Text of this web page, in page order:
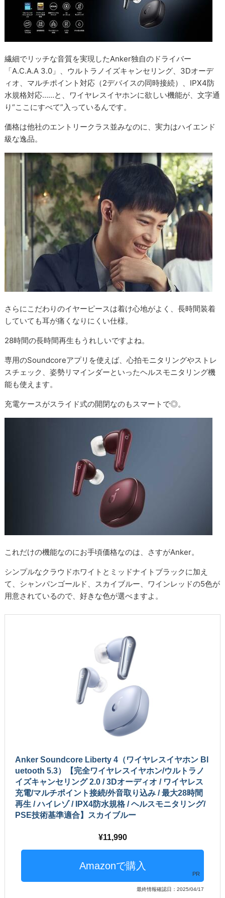
繊細でリッチな音質を実現したAnker独自のドライバー
「A.C.A.A 3.0」、ウルトラノイズキャンセリング、3Dオーデ
ィオ、マルチポイント対応（2デバイスの同時接続）、IPX4防
水規格対応……と、ワイヤレスイヤホンに欲しい機能が、文字通
り“ここにすべて”入っているんです。
価格は他社のエントリークラス並みなのに、実力はハイエンド
級な逸品。
さらにこだわりのイヤーピースは着け心地がよく、長時間装着
していても耳が痛くなりにくい仕様。
28時間の長時間再生もうれしいですよね。
専用のSoundcoreアプリを使えば、心拍モニタリングやストレ
スチェック、姿勢リマインダーといったヘルスモニタリング機
能も使えます。
充電ケースがスライド式の開閉なのもスマートで◎。
これだけの機能なのにお手頃価格なのは、さすがAnker。
シンプルなクラウドホワイトとミッドナイトブラックに加え
て、シャンパンゴールド、スカイブルー、ワインレッドの5色が
用意されているので、好きな色が選べますよ。
Anker Soundcore Liberty 4（ワイヤレスイヤホン Bl
uetooth 5.3）【完全ワイヤレスイヤホン/ウルトラノ
イズキャンセリング 2.0 / 3Dオーディオ / ワイヤレス
充電/マルチポイント接続/外音取り込み / 最大28時間
再生 / ハイレゾ / IPX4防水規格 / ヘルスモニタリング/
PSE技術基準適合】スカイブルー
11,990
PR
最終情報確認日：2025/04/17